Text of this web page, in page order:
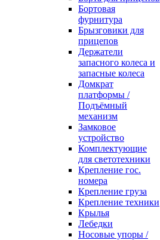
Бортовая
фурнитура
Брызговики для
прицепов
Держатели
запасного колеса и
запасные колеса
Домкрат
платформы /
Подъёмный
механизм
Замковое
устройство
Комплектующие
для светотехники
Крепление гос.
номера
Крепление груза
Крепление техники
Крылья
Лебедки
Носовые упоры /